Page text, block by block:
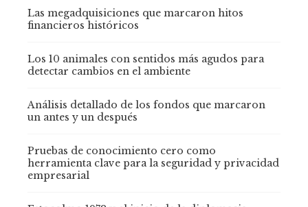
Las megadquisiciones que marcaron hitos
financieros históricos
Los 10 animales con sentidos más agudos para
detectar cambios en el ambiente
Análisis detallado de los fondos que marcaron
un antes y un después
Pruebas de conocimiento cero como
herramienta clave para la seguridad y privacidad
empresarial